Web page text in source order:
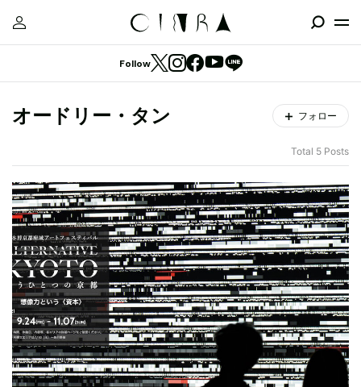
Follow
オードリー・タン フォロー
Total 5 Posts